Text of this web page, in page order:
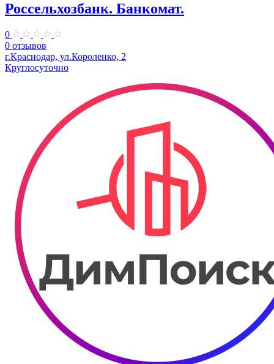
Россельхозбанк. Банкомат.
0
0 отзывов
​г.Краснодар, ул.Короленко, 2
Круглосуточно